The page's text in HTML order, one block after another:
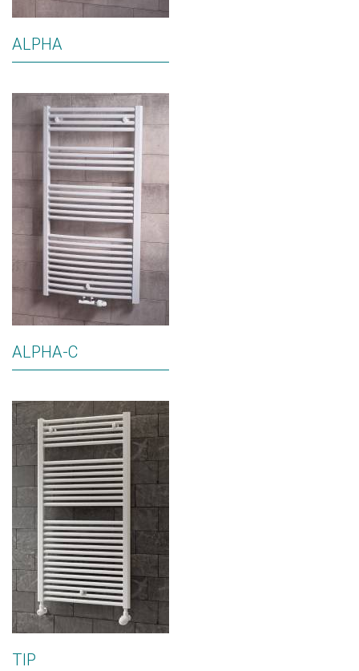
ALPHA
ALPHA-C
TIP